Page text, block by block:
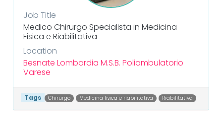
Job Title
Medico Chirurgo Specialista in Medicina
Fisica e Riabilitativa
Location
Besnate Lombardia M.S.B. Poliambulatorio
Varese
Tags Chirurgo Medicina fisica e riabilitativa Riabilitativa